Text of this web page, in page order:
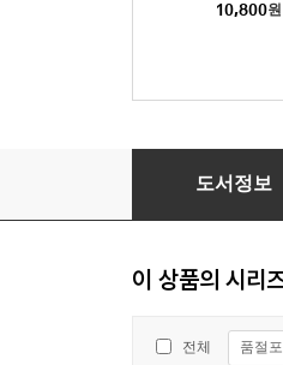
10,800원
서리명가 검술천
도서정보
이 상품의 시리
전체 품절